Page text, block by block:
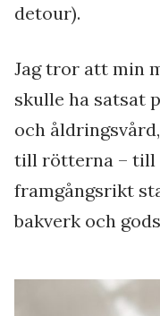
detour).
Jag tror att min
skulle ha satsat
och
till rötterna – till
framgångsrikt
bakverk och